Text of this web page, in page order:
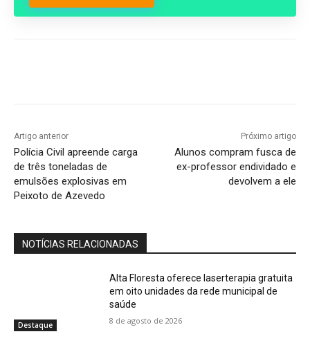
Artigo anterior
Polícia Civil apreende carga
de três toneladas de
emulsões explosivas em
Peixoto de Azevedo
Próximo artigo
Alunos compram fusca de
ex-professor endividado e
devolvem a ele
NOTÍCIAS RELACIONADAS
Destaque
Alta Floresta oferece laserterapia gratuita
em oito unidades da rede municipal de
saúde
8 de agosto de 2026